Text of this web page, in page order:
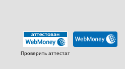
Проверить аттестат